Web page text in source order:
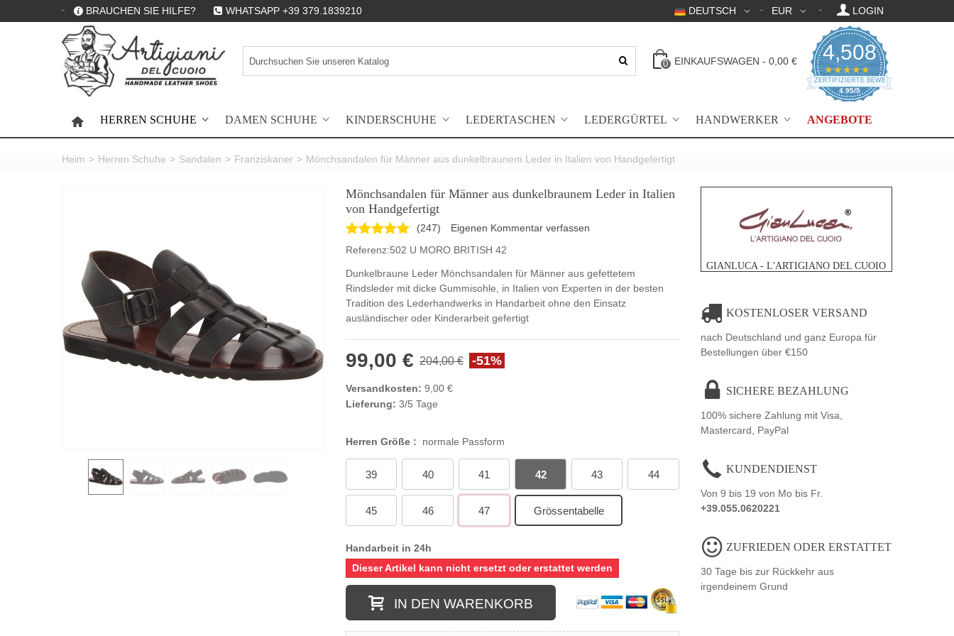
BRAUCHEN SIE HILFE? WHATSAPP +39 379.1839210 DEUTSCH EUR LOGIN
0 EINKAUFSWAGEN - 0,00 € 4,508
★★★★★ 4.95
4.95/5
ZERTIFIZIERTE BEWERTUNGEN
HERREN SCHUHE DAMEN SCHUHE KINDERSCHUHE LEDERTASCHEN LEDERGÜRTEL HANDWERKER ANGEBOTE
Heim > Herren Schuhe > Sandalen > Franziskaner > Mönchsandalen für Männer aus dunkelbraunem Leder in Italien von Handgefertigt
Mönchsandalen für Männer aus dunkelbraunem Leder in Italien
von Handgefertigt
(247)
Eigenen Kommentar verfassen
Referenz:502 U MORO BRITISH 42
Dunkelbraune Leder Mönchsandalen für Männer aus gefettetem
Rindsleder mit dicke Gummisohle, in Italien von Experten in der besten
Tradition des Lederhandwerks in Handarbeit ohne den Einsatz
ausländischer oder Kinderarbeit gefertigt
99,00 € 204,00 € -51%
Versandkosten: 9,00 €
Lieferung: 3/5 Tage
Herren Größe : normale Passform
39 40 41 42 43 44
45 46 47 Grössentabelle
Handarbeit in 24h
Dieser Artikel kann nicht ersetzt oder erstattet werden
IN DEN WARENKORB
GIANLUCA - L'ARTIGIANO DEL CUOIO
KOSTENLOSER VERSAND
nach Deutschland und ganz Europa für
Bestellungen über €150
SICHERE BEZAHLUNG
100% sichere Zahlung mit Visa,
Mastercard, PayPal
KUNDENDIENST
Von 9 bis 19 von Mo bis Fr.
+39.055.0620221
ZUFRIEDEN ODER ERSTATTET
30 Tage bis zur Rückkehr aus
irgendeinem Grund